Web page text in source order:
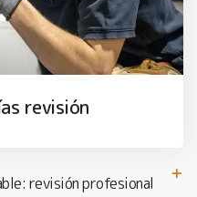
revisión
revisión profesional